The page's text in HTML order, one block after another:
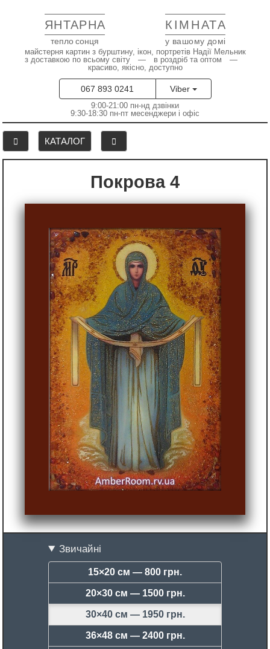
ЯНТАРНА КІМНАТА
тепло сонця у вашому домі
майстерня картин з бурштину, ікон, портретів Надії Мельник
з доставкою по всьому світу — в роздріб та оптом —
красиво, якісно, доступно
067 893 0241 Viber
9:00-21:00 пн-нд дзвінки
9:30-18:30 пн-пт месенджери і офіс
КАТАЛОГ
Покрова 4
Звичайні
15×20 см — 800 грн.
20×30 см — 1500 грн.
30×40 см — 1950 грн.
36×48 см — 2400 грн.